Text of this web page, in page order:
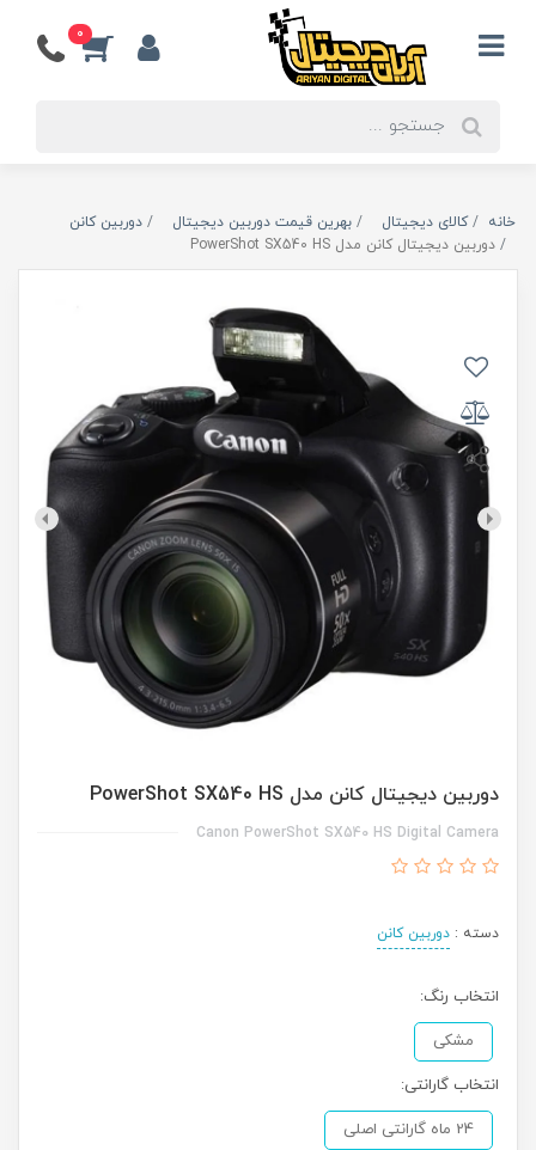
0
خانه کالای دیجیتال بهرین قیمت دوربین دیجیتال
دوربین کانن
دوربین دیجیتال کانن مدل PowerShot SX540 HS
دوربین دیجیتال کانن مدل PowerShot SX540 HS
Canon PowerShot SX540 HS Digital Camera
دسته : دوربین کانن
انتخاب رنگ:
مشکی
انتخاب گارانتی:
24 ماه گارانتی اصلی